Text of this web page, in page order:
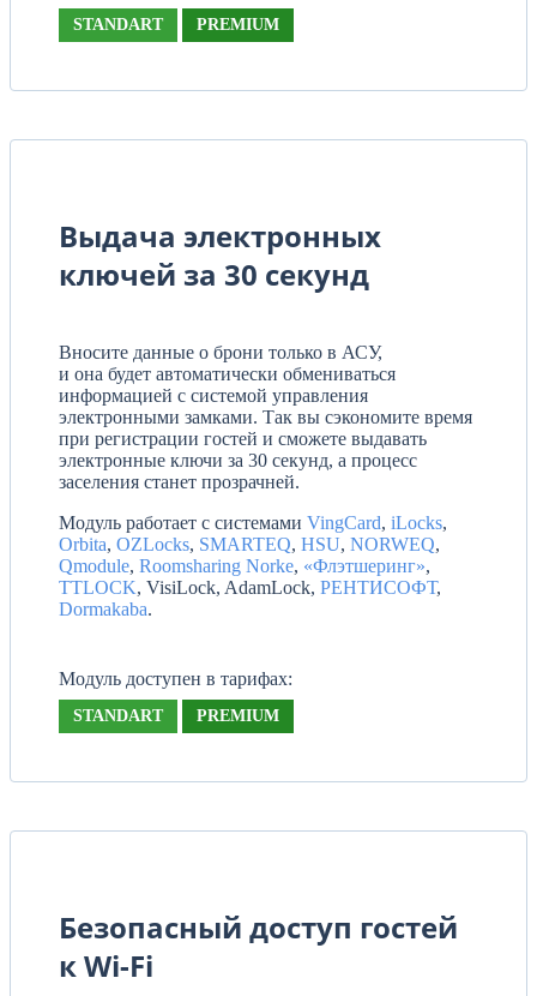
STANDART PREMIUM
Выдача электронных
ключей за 30 секунд
Вносите данные о брони только в АСУ,
и она будет автоматически обмениваться
информацией с системой управления
электронными замками. Так вы сэкономите время
при регистрации гостей и сможете выдавать
электронные ключи за 30 секунд, а процесс
заселения станет прозрачней.
Модуль работает с системами VingCard, iLocks,
Orbita, OZLocks, SMARTEQ, HSU, NORWEQ,
Qmodule, Roomsharing Norke, «Флэтшеринг»,
TTLOCK, VisiLock, AdamLock, РЕНТИСОФТ,
Dormakaba.
Модуль доступен в тарифах:
STANDART PREMIUM
Безопасный доступ гостей
к Wi-Fi